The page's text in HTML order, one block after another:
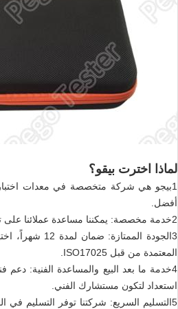
لماذا اخترت بيقو؟
1بيجو هي شركة متخصصة في معدات اختبار
أفضل.
2خدمة مخصصة: يمكننا مساعدة عملائنا على تصميم وتطوير معدات جديدة وفقا لمتطلباتهم. نحن مرنة وقادرة المورد.
المعتمدة من قبل ISO17025.
استعداد لتكون مستشارك الفني.
5التسليم السريع: شركتنا توفر التسليم